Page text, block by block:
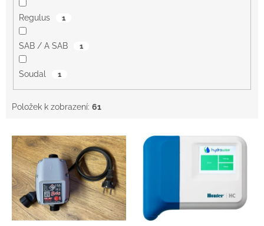
Regulus 1
SAB / A SAB 1
Soudal 1
Položek k zobrazení: 61
V